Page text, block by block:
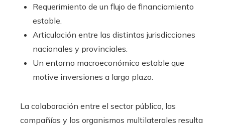
Requerimiento de un flujo de financiamiento
estable.
Articulación entre las distintas jurisdicciones
nacionales y provinciales.
Un entorno macroeconómico estable que
motive inversiones a largo plazo.
La colaboración entre el sector público, las
compañías y los organismos multilaterales resulta